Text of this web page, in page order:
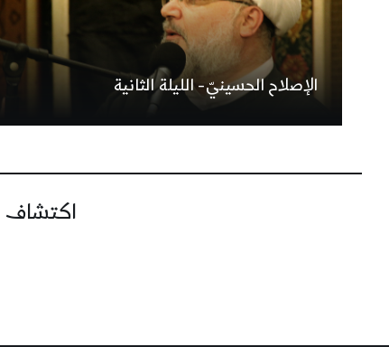
الإصلاح الحسينيّ- الليلة الثانية
اكتشاف